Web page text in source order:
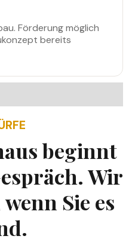
Förderung möglich
bereits
beginnt
Wir
Sie es